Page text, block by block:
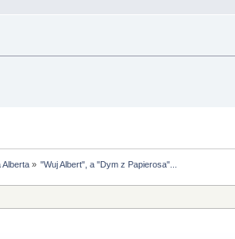
Alberta » "Wuj Albert", a "Dym z Papierosa"...